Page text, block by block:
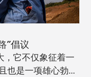
”倡议
，它不仅象征着一
也是一项雄心勃勃